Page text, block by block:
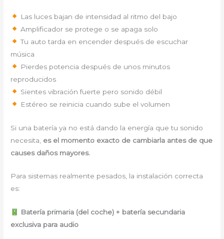
Las luces bajan de intensidad al ritmo del bajo
Amplificador se protege o se apaga solo
Tu auto tarda en encender después de escuchar
música
Pierdes potencia después de unos minutos
reproducidos
Sientes vibración fuerte pero sonido débil
Estéreo se reinicia cuando sube el volumen
Si una batería ya no está dando la energía que tu sonido
necesita, es el momento exacto de cambiarla antes de que
causes daños mayores.
Para sistemas realmente pesados, la instalación correcta
es:
Batería primaria (del coche) + batería secundaria
exclusiva para audio